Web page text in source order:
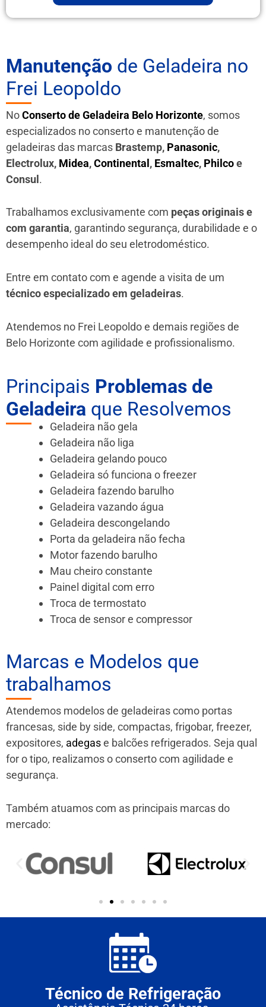
Manutenção de Geladeira no
Frei Leopoldo
NoConserto de Geladeira Belo Horizonte, somos
especializados no conserto e manutenção de
geladeiras das marcas Brastemp, Panasonic,
Electrolux, Midea,Continental, Esmaltec, Philcoe
Consul.
Trabalhamos exclusivamente com peças originais e
com garantia, garantindo segurança, durabilidade e o
desempenho ideal do seu eletrodoméstico.
Entre em contato com e agende a visita de um
técnico especializado em geladeiras.
Atendemos no Frei Leopoldo e demais regiões de
Belo Horizonte com agilidade e profissionalismo.
Principais Problemas de
Geladeira que Resolvemos
Geladeira não gela
Geladeira não liga
Geladeira gelando pouco
Geladeira só funciona o freezer
Geladeira fazendo barulho
Geladeira vazando água
Geladeira descongelando
Porta da geladeira não fecha
Motor fazendo barulho
Mau cheiro constante
Painel digital com erro
Troca de termostato
Troca de sensor e compressor
Marcas e Modelos que
trabalhamos
Atendemos modelos de geladeiras como portas
francesas, side by side, compactas, frigobar, freezer,
expositores, adegase balcões refrigerados. Seja qual
for o tipo, realizamos o conserto com agilidade e
segurança.
Também atuamos com as principais marcas do
mercado:
Técnico de Refrigeração